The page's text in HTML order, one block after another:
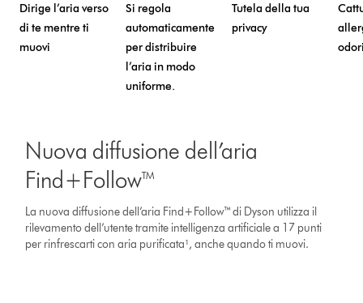
Dirige l’aria verso
di te mentre ti
muovi
Si regola
automaticamente
per distribuire
l’aria in modo
uniforme.
Tutela della tua
privacy
Nuova diffusione dell’aria
Find+Follow™
La nuova diffusione dell’aria Find+Follow™ di Dyson utilizza il
rilevamento dell’utente tramite intelligenza artificiale a 17 punti
per rinfrescarti con aria purificata¹, anche quando ti muovi.